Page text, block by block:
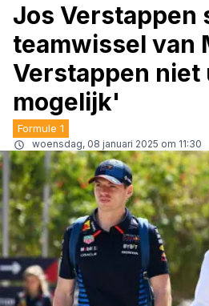
Jos Verstappen
teamwissel van
Verstappen niet
mogelijk'
Formule 1
woensdag, 08 januari 2025 om 11:30